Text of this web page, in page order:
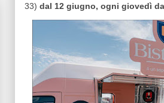
33) dal 12 giugno, ogni giovedì